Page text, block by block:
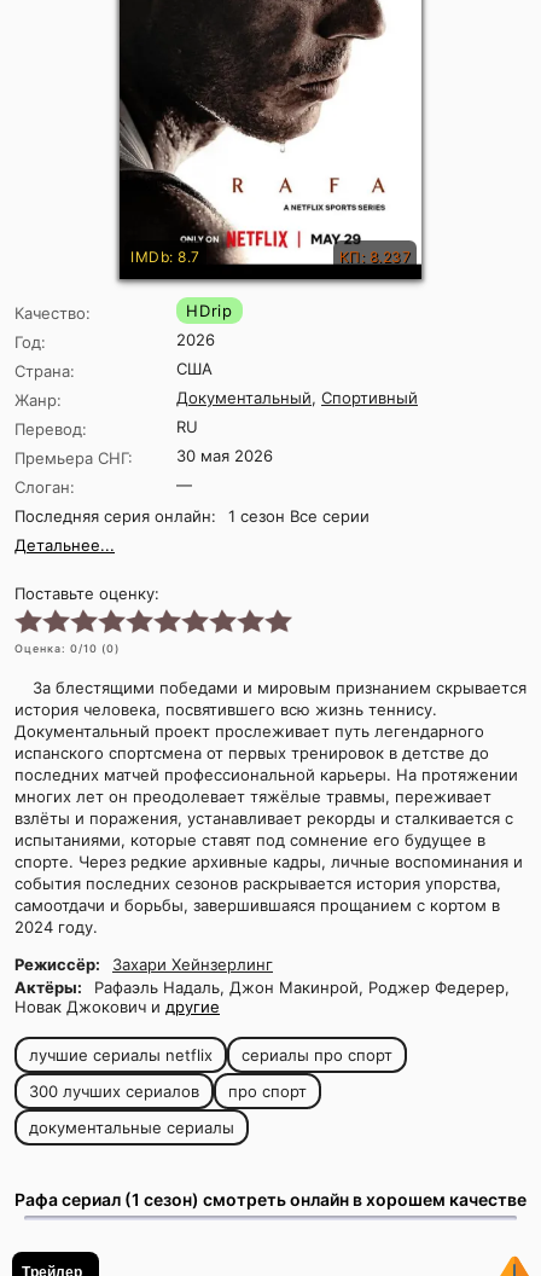
IMDb: 8.7 КП: 8.237
Качество:
HDrip
Год:
2026
Страна:
США
Жанр:
Документальный, Спортивный
Перевод:
RU
Премьера СНГ:
30 мая 2026
Слоган:
—
Последняя серия онлайн:
1 сезон Все серии
Детальнее...
Поставьте оценку:
Оценка: 0/10 (0)
За блестящими победами и мировым признанием скрывается
история человека, посвятившего всю жизнь теннису.
Документальный проект прослеживает путь легендарного
испанского спортсмена от первых тренировок в детстве до
последних матчей профессиональной карьеры. На протяжении
многих лет он преодолевает тяжёлые травмы, переживает
взлёты и поражения, устанавливает рекорды и сталкивается с
испытаниями, которые ставят под сомнение его будущее в
спорте. Через редкие архивные кадры, личные воспоминания и
события последних сезонов раскрывается история упорства,
самоотдачи и борьбы, завершившаяся прощанием с кортом в
2024 году.
Режиссёр:
Захари Хейнзерлинг
Актёры:
Рафаэль Надаль, Джон Макинрой, Роджер Федерер,
Новак Джокович и другие
лучшие сериалы netflix
сериалы про спорт
300 лучших сериалов
про спорт
документальные сериалы
Рафа сериал (1 сезон) смотреть онлайн в хорошем качестве